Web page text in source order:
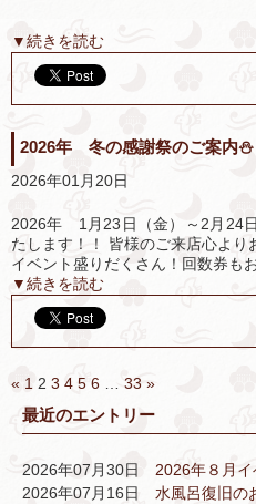
▼続きを読む
2026年 冬の感謝祭のご案内⛄
2026年01月20日
2026年 1月23日（金）～2月24
たします！！ 皆様のご来店心よ
イベント盛りだくさん！回数券も
▼続きを読む
« 1 2 3 4 5 6 … 33 »
最近のエントリー
2026年07月30日 2026年８月
2026年07月16日 水風呂復旧の